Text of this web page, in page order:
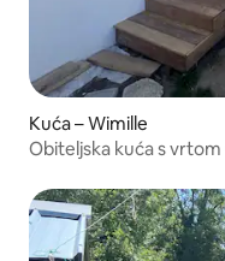
Kuća – Wimille
Obiteljska kuća s